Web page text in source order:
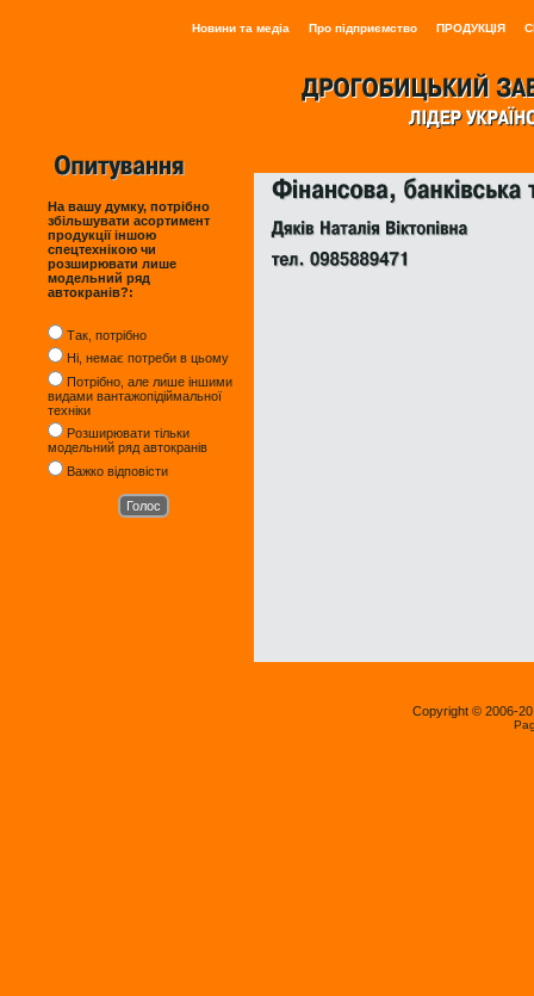
Новини та медіа Про підприємство ПРОДУКЦІЯ
На вашу думку, потрібно
збільшувати асортимент
продукції іншою
спецтехнікою чи
розширювати лише
модельний ряд
автокранів?:
Так, потрібно
Ні, немає потреби в цьому
Потрібно, але лише іншими
видами вантажопідіймальної
техніки
Розширювати тільки
модельний ряд автокранів
Важко відповісти
Copyright © 2006-